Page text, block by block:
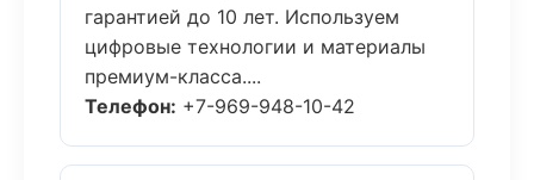
гарантией до 10 лет. Используем
цифровые технологии и материалы
премиум-класса....
Телефон: +7-969-948-10-42